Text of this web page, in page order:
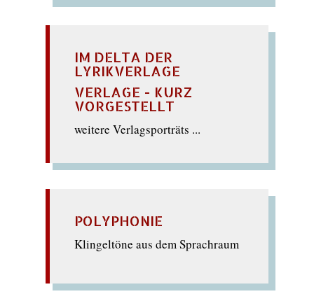
IM DELTA DER
LYRIKVERLAGE
VERLAGE - KURZ
VORGESTELLT
weitere Verlagsporträts ...
POLYPHONIE
Klingeltöne aus dem Sprachraum